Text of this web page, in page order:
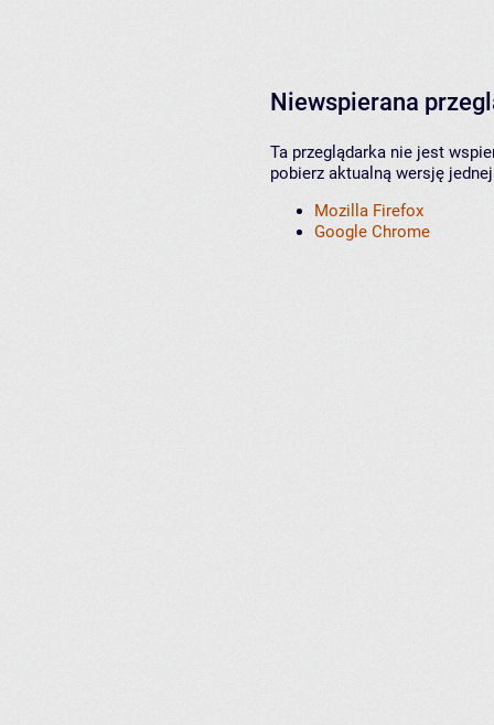
Niewspierana
Ta przeglądarka nie jest
pobierz aktualną wersję
Mozilla Firefox
Google Chrome